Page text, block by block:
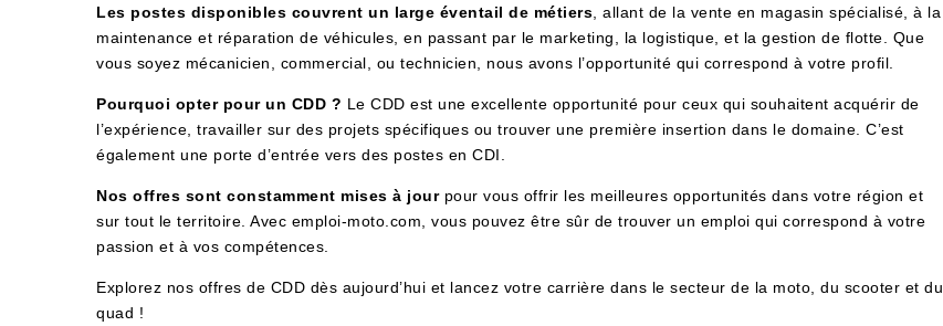
Les postes disponibles couvrent un large éventail de métiers , allant de la vente en magasin spécialisé, à la
maintenance et réparation de véhicules, en passant par le marketing, la logistique, et la gestion de flotte. Que
vous soyez mécanicien, commercial, ou technicien, nous avons l’opportunité qui correspond à votre profil.
Pourquoi opter pour un CDD ? Le CDD est une excellente opportunité pour ceux qui souhaitent acquérir de
l’expérience, travailler sur des projets spécifiques ou trouver une première insertion dans le domaine. C’est
également une porte d’entrée vers des postes en CDI.
Nos offres sont constamment mises à jourpour vous offrir les meilleures opportunités dans votre région et
sur tout le territoire. Avec emploi-moto.com, vous pouvez être sûr de trouver un emploi qui correspond à votre
passion et à vos compétences.
Explorez nos offres de CDD dès aujourd’hui et lancez votre carrière dans le secteur de la moto, du scooter et du
quad !